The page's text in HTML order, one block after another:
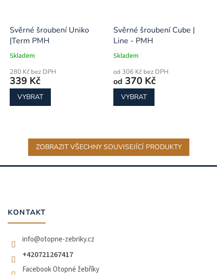
Svěrné šroubení Uniko
|Term PMH
Skladem
280 Kč bez DPH
339 Kč
VYBRAT
Svěrné šroubení Cube |
Line - PMH
Skladem
od 306 Kč bez DPH
od 370 Kč
VYBRAT
ZOBRAZIT VŠECHNY SOUVISEJÍCÍ PRODUKTY
Z
KONTAKT
info@otopne-zebriky.cz
+420721267417
Facebook Otopné žebříky